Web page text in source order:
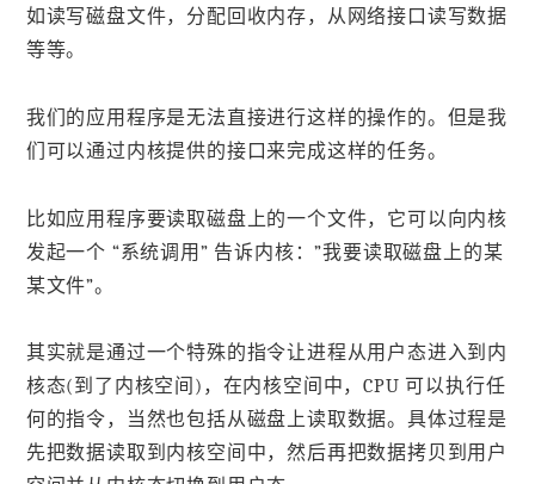
如读写磁盘文件，分配回收内存，从网络接口读写数据
等等。
我们的应用程序是无法直接进行这样的操作的。但是我
们可以通过内核提供的接口来完成这样的任务。
比如应用程序要读取磁盘上的一个文件，它可以向内核
发起一个 “系统调用” 告诉内核：”我要读取磁盘上的某
某文件”。
其实就是通过一个特殊的指令让进程从用户态进入到内
核态(到了内核空间)，在内核空间中，CPU 可以执行任
何的指令，当然也包括从磁盘上读取数据。具体过程是
先把数据读取到内核空间中，然后再把数据拷贝到用户